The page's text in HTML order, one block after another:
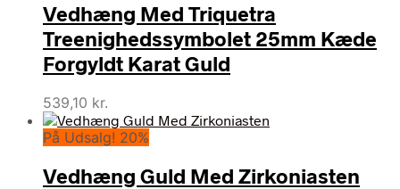
Vedhæng Med Triquetra
Treenighedssymbolet 25mm Kæde
Forgyldt Karat Guld
539,10 kr.
På Udsalg! 20%
Vedhæng Guld Med Zirkoniasten